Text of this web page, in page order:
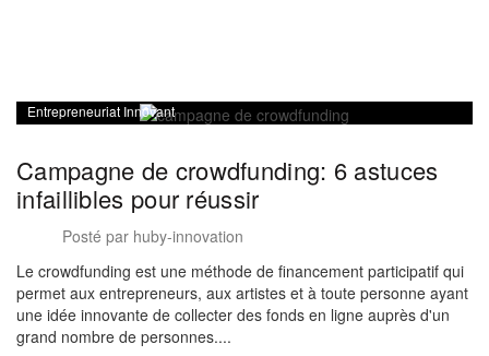
Entrepreneuriat Innovant
Campagne de crowdfunding: 6 astuces
infaillibles pour réussir
Posté par huby-innovation
Le crowdfunding est une méthode de financement participatif qui
permet aux entrepreneurs, aux artistes et à toute personne ayant
une idée innovante de collecter des fonds en ligne auprès d'un
grand nombre de personnes....